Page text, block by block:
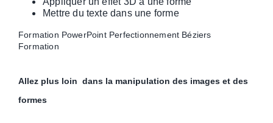
Mettre du texte dans une forme
Formation PowerPoint Perfectionnement Béziers
Formation
Allez plus loin dans la manipulation des images et des
formes